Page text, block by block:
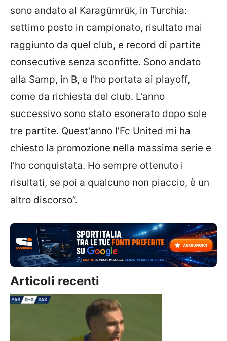
sono andato al Karagümrük, in Turchia:
settimo posto in campionato, risultato mai
raggiunto da quel club, e record di partite
consecutive senza sconfitte. Sono andato
alla Samp, in B, e l’ho portata ai playoff,
come da richiesta del club. L’anno
successivo sono stato esonerato dopo sole
tre partite. Quest’anno l’Fc United mi ha
chiesto la promozione nella massima serie e
l’ho conquistata. Ho sempre ottenuto i
risultati, se poi a qualcuno non piaccio, è un
altro discorso”.
Articoli recenti